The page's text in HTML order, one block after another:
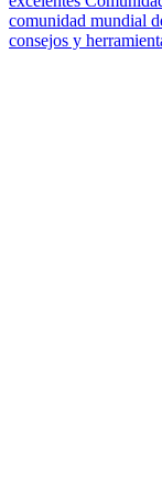
comunidad mundial
consejos y